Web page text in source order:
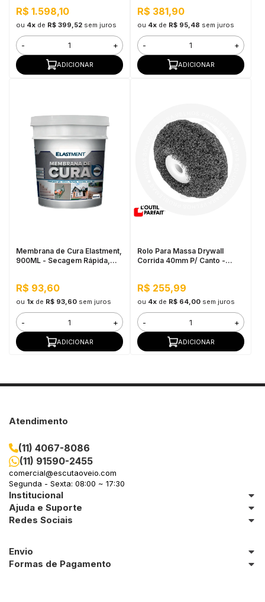
R$ 1.598,10
ou 4xde R$ 399,52 sem juros
- +
ADICIONAR
R$ 381,90
ou 4xde R$ 95,48 sem juros
- +
ADICIONAR
Membrana de Cura Elastment,
900ML - Secagem Rápida,
R$ 93,60
ou 1xde R$ 93,60 sem juros
- +
ADICIONAR
Rolo Para Massa Drywall
Corrida 40mm P/ Canto -
R$ 255,99
ou 4xde R$ 64,00 sem juros
- +
ADICIONAR
Atendimento
(11) 4067-8086
(11) 91590-2455
comercial@escutaoveio.com
Segunda - Sexta: 08:00 ~ 17:30
Institucional
Ajuda e Suporte
Redes Sociais
Envio
Formas de Pagamento